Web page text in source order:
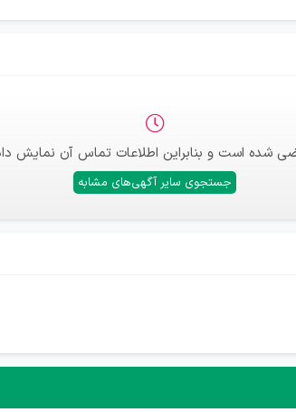
شده است و بنابراین اطلاعات تماس آن نمایش
جستجوی سایر آگهی‌های مشابه